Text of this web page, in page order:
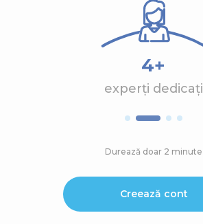
4+
experți dedicați
Durează doar 2 minute
Creează cont